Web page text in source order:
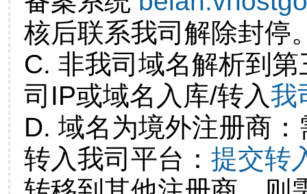
核后联系我司解除封停
C. 非我司域名解析到
司IP或域名入库/转入我
D. 域名为境外注册商
转入我司平台： 提交转